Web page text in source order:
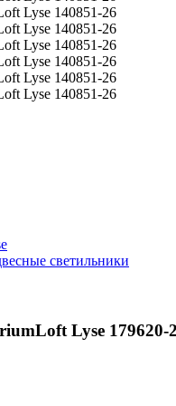
светильники
Lyse 179620-